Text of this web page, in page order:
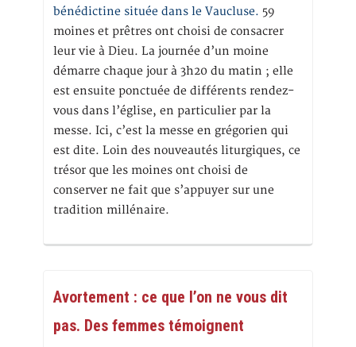
bénédictine située dans le Vaucluse. 59
moines et prêtres ont choisi de consacrer
leur vie à Dieu. La journée d’un moine
démarre chaque jour à 3h20 du matin ; elle
est ensuite ponctuée de différents rendez-
vous dans l’église, en particulier par la
messe. Ici, c’est la messe en grégorien qui
est dite. Loin des nouveautés liturgiques, ce
trésor que les moines ont choisi de
conserver ne fait que s’appuyer sur une
tradition millénaire.
Avortement : ce que l’on ne vous dit
pas. Des femmes témoignent